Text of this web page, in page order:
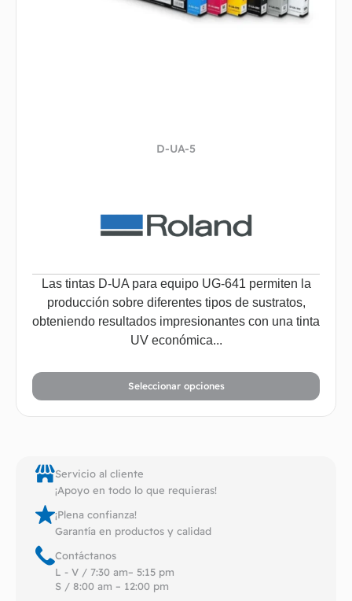
D-UA-5
Las tintas D-UA para equipo UG-641 permiten la
producción sobre diferentes tipos de sustratos,
obteniendo resultados impresionantes con una tinta
UV económica...
Seleccionar opciones
Servicio al cliente
¡Apoyo en todo lo que requieras!
¡Plena confianza!
Garantía en productos y calidad
Contáctanos
L - V / 7:30 am– 5:15 pm
S / 8:00 am – 12:00 pm